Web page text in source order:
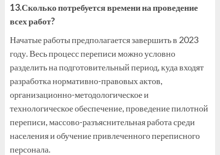
13.Сколько потребуется времени на проведение
всех работ?
Начатые работы предполагается завершить в 2023
году. Весь процесс переписи можно условно
разделить на подготовительный период, куда входят
разработка нормативно-правовых актов,
организационно-методологическое и
технологическое обеспечение, проведение пилотной
переписи, массово-разъяснительная работа среди
населения и обучение привлеченного переписного
персонала.